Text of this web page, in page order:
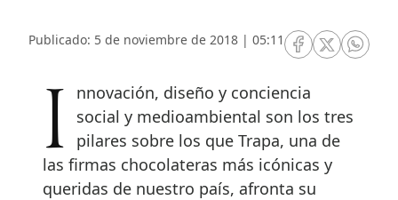
Publicado: 5 de noviembre de 2018 | 05:11
RRSS Facebook
RRSSRRSS
Innovación, diseño y conciencia
social y medioambiental son los tres
pilares sobre los que Trapa, una de
las firmas chocolateras más icónicas y
queridas de nuestro país, afronta su